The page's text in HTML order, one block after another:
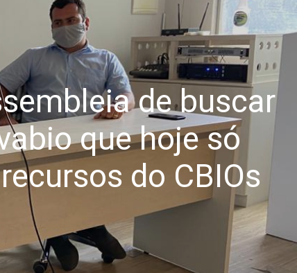
de buscar
que hoje só
do CBIOs